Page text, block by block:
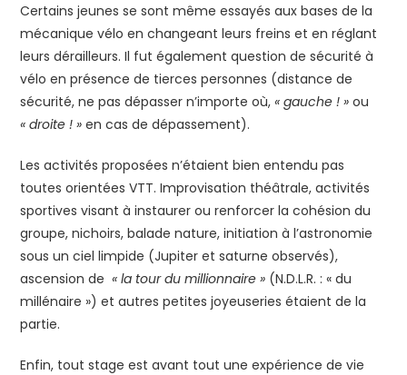
Certains jeunes se sont même essayés aux bases de la
mécanique vélo en changeant leurs freins et en réglant
leurs dérailleurs. Il fut également question de sécurité à
vélo en présence de tierces personnes (distance de
sécurité, ne pas dépasser n’importe où,« gauche ! » ou
« droite ! » en cas de dépassement).
Les activités proposées n’étaient bien entendu pas
toutes orientées VTT. Improvisation théâtrale, activités
sportives visant à instaurer ou renforcer la cohésion du
groupe, nichoirs, balade nature, initiation à l’astronomie
sous un ciel limpide (Jupiter et saturne observés),
ascension de« la tour du millionnaire » (N.D.L.R. : « du
millénaire ») et autres petites joyeuseries étaient de la
partie.
Enfin, tout stage est avant tout une expérience de vie